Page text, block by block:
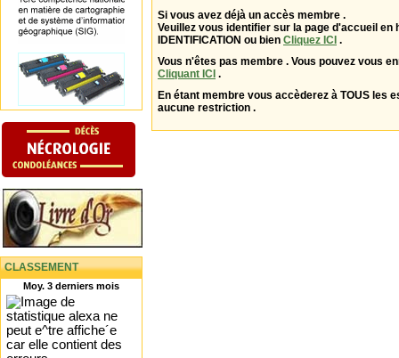
CLASSEMENT
Moy. 3 derniers mois
Si vous avez déjà un accès membre .
Veuillez vous identifier sur la page d'accueil en
IDENTIFICATION ou bien Cliquez ICI .
Vous n'êtes pas membre . Vous pouvez vous
Cliquant ICI .
En étant membre vous accèderez à TOUS les
aucune restriction .